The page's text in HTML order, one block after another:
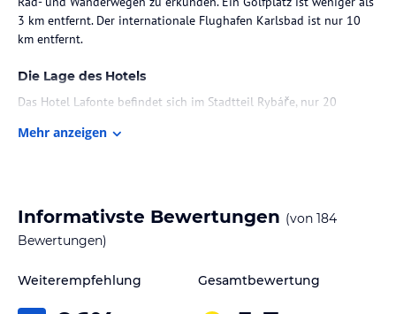
3 km entfernt. Der internationale Flughafen Karlsbad ist nur 10
km entfernt.
Die Lage des Hotels
Das Hotel Lafonte befindet sich im Stadtteil Rybáře, nur 20
Lage ermöglicht es Ihnen, die grüne Umgebung auf Rad- und
aus nach einem 10-minütigen Spaziergang.
Zimmer / Unterbringung im Hotel
Die modernen Zimmer im Hotel Lafonte bieten Ihnen allen
Mehr anzeigen
Informativste Bewertungen (von 184
Bewertungen)
Weiterempfehlung Gesamtbewertung